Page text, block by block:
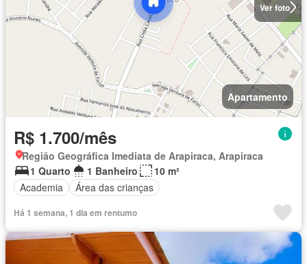
Ver foto
Apartamento
R$ 1.700/mês
Região Geográfica Imediata de Arapiraca, Arapiraca
1 Quarto
1 Banheiro
10 m²
Academia
Área das crianças
Há 1 semana, 1 dia em rentumo